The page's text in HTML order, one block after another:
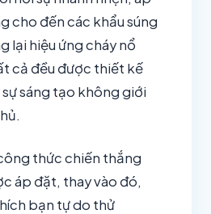
cho đến các khẩu súng
lại hiệu ứng cháy nổ
cả đều được thiết kế
sáng tạo không giới
thức chiến thắng
áp đặt, thay vào đó,
bạn tự do thử